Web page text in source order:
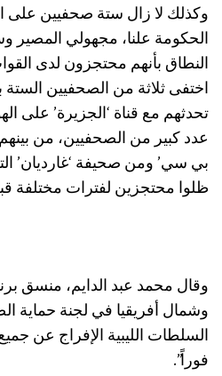
وكذلك لا زال ستة صحفيين على
الحكومة علنا، مجهولي
النطاق بأنهم محتجزون لدى
اختفى ثلاثة من الصحفيين
تحدثهم مع قناة ‘الجزيرة’ على
عدد كبير من الصحفيين، من
بي سي’ ومن صحيفة ‘غارديان’
ظلوا محتجزين لفترات مختلفة
وقال محمد عبد الدايم، منسق
وشمال أفريقيا في لجنة حماية
السلطات الليبية الإفراج عن
فوراً”.